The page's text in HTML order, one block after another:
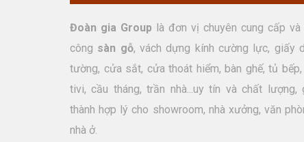
Đoàn gia Group là đơn vị chuyên cung cấp và
công sàn gỗ, vách dựng kính cường lực, giấy
tường, cửa sắt, cửa thoát hiểm, bàn ghế, tủ
tivi, cầu tháng, trần nhà...uy tín và chất lượng,
thành hợp lý cho showroom, nhà xưởng, văn
nhà ở.